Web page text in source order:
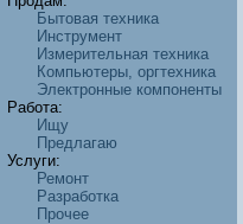
Бытовая техника
Инструмент
Измерительная техника
Компьютеры, оргтехника
Электронные компоненты
Работа:
Ищу
Предлагаю
Услуги:
Ремонт
Разработка
Прочее